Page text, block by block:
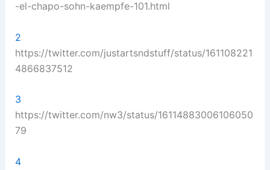
-el-chapo-sohn-kaempfe-101.html
2
https://twitter.com/justartsndstuff/status/161108221
4866837512
3
https://twitter.com/nw3/status/16114883006106050
79
4